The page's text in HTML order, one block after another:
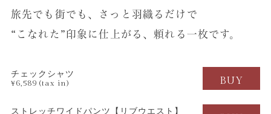
旅先でも街でも、さっと羽織るだけで
“こなれた”印象に仕上がる、頼れる一枚です。
チェックシャツ
¥6,589 (tax in) BUY
ストレッチワイドパンツ 【リブウエスト】